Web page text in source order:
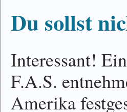
Du sollst
Interessant!
F.A.S.
Amerika